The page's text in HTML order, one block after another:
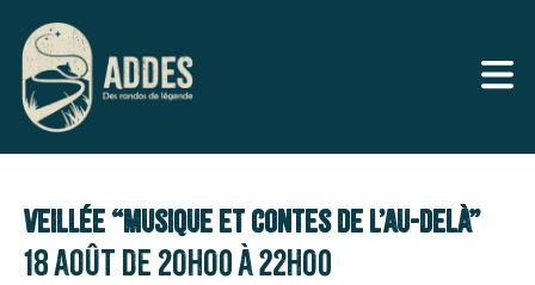
Veillée “Musique et contes de l’au-delà”
18 août de 20h00à22h00